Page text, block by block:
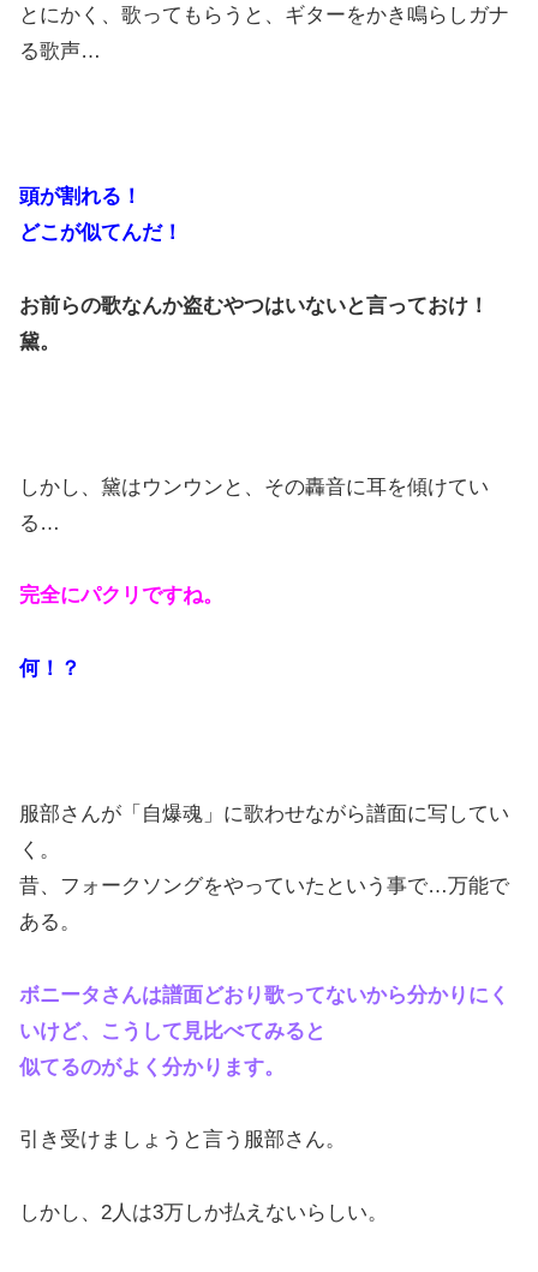
とにかく、歌ってもらうと、ギターをかき鳴らしガナ
る歌声…
頭が割れる！
どこが似てんだ！
お前らの歌なんか盗むやつはいないと言っておけ！
黛。
しかし、黛はウンウンと、その轟音に耳を傾けてい
る…
完全にパクリですね。
何！？
服部さんが「自爆魂」に歌わせながら譜面に写してい
く。
昔、フォークソングをやっていたという事で…万能で
ある。
ボニータさんは譜面どおり歌ってないから分かりにく
いけど、こうして見比べてみると
似てるのがよく分かります。
引き受けましょうと言う服部さん。
しかし、2人は3万しか払えないらしい。